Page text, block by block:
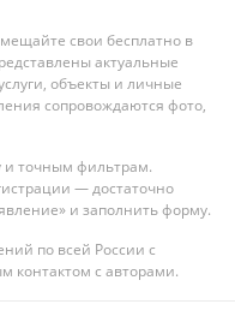
свои бесплатно в
актуальные
объекты и личные
сопровождаются фото,
и точным фильтрам.
— достаточно
и заполнить форму.
по всей России с
контактом с авторами.